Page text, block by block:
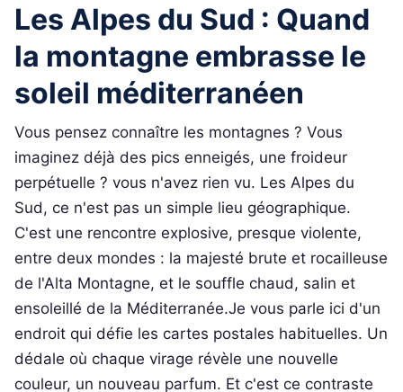
Les Alpes du Sud : Quand
la montagne embrasse le
soleil méditerranéen
Vous pensez connaître les montagnes ? Vous
imaginez déjà des pics enneigés, une froideur
perpétuelle ? vous n'avez rien vu. Les Alpes du
Sud, ce n'est pas un simple lieu géographique.
C'est une rencontre explosive, presque violente,
entre deux mondes : la majesté brute et rocailleuse
de l'Alta Montagne, et le souffle chaud, salin et
ensoleillé de la Méditerranée.Je vous parle ici d'un
endroit qui défie les cartes postales habituelles. Un
dédale où chaque virage révèle une nouvelle
couleur, un nouveau parfum. Et c'est ce contraste